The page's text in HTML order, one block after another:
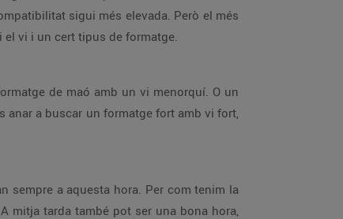
sigui més elevada. Però el més
el vi i un cert tipus de formatge.
de maó amb un vi menorquí. O un
anar a buscar un formatge fort amb vi fort,
sempre a aquesta hora. Per com tenim la
mitja tarda també pot ser una bona hora,